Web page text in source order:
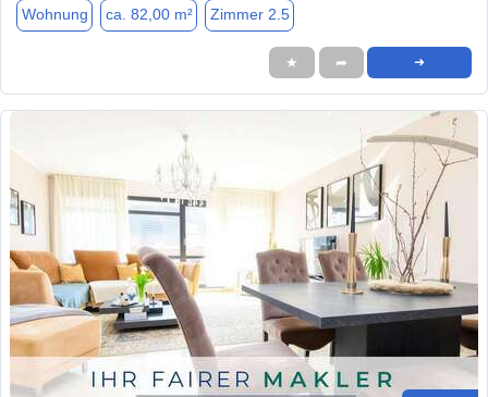
Wohnung ca. 82,00 m² Zimmer 2.5
★ ➦ ➜